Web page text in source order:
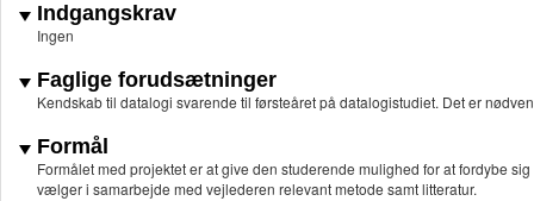
Indgangskrav
Ingen
Faglige forudsætninger
Kendskab til datalogi svarende til førsteåret på datalogistudiet. Det er
Formål
Formålet med projektet er at give den studerende mulighed for at fordybe
vælger i samarbejde med vejlederen relevant metode samt litteratur.